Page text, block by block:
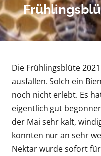
Die Frühlingsblüte
ausfallen. Solch ein
noch nicht erlebt. Es
eigentlich gut
der Mai sehr kalt,
konnten nur an sehr
Nektar wurde sofort